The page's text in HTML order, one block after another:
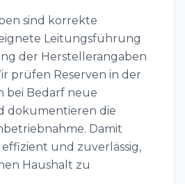
sind korrekte
Leitungsführung
der Herstellerangaben
prüfen Reserven in der
bei Bedarf neue
dokumentieren die
Damit
effizient und zuverlässig,
Haushalt zu